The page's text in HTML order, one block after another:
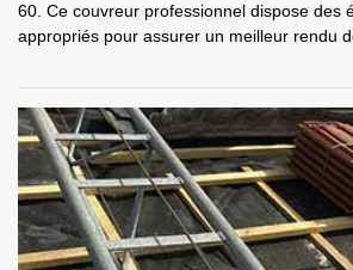
60. Ce couvreur professionnel dispose des
appropriés pour assurer un meilleur rendu